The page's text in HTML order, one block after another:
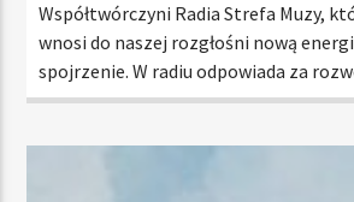
Współtwórczyni Radia Strefa Muzy,
wnosi do naszej rozgłośni nową
spojrzenie. W radiu odpowiada za
o to, by każda chwila spędzona z nami